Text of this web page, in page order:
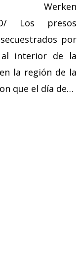
Werken
Los presos
por
al interior de la
la región de la
que el día de…